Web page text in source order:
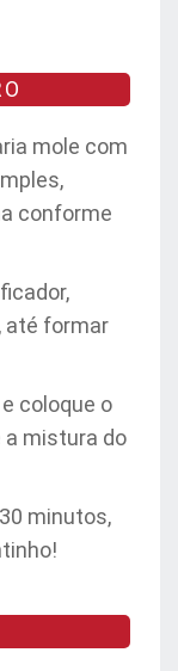
mole com
conforme
até formar
coloque o
a mistura do
minutos,